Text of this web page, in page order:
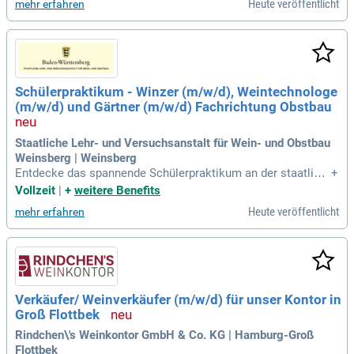
mehr erfahren Heute veröffentlicht
Schülerpraktikum - Winzer (m/w/d), Weintechnologe
(m/w/d) und Gärtner (m/w/d) Fachrichtung Obstbau
Staatliche Lehr- und Versuchsanstalt für Wein- und Obstbau
Weinsberg | Weinsberg
Entdecke das spannende Schülerpraktikum an der staatlich
en Lehr- und Versuchsanstalt für Wein- und Obstbau Weinsb
r, Weintechnologe und Gärtner mit Schwerpunkt Obstbau. Wi
nzer kümmern sich um die komplette Weinproduktion, währ
end Weintechnologen kreative Aufgaben in der Kellerei über
nehmen. Das Praktikum bietet Dir eine hervorragende Mögli
chkeit zur Berufsorientierung und ersten praktischen Erfahru
ngen. Wenn Du Natur und Umwelt liebst und gerne im Freien
arbeitest, ist dieser Weg genau richtig für Dich. Bewirb Dich
jetzt und starte Deine Karriere in der Wein- und Obstbauindu
strie!
+
Vollzeit | + weitere Benefits
mehr erfahren Heute veröffentlicht
Verkäufer/ Weinverkäufer (m/w/d) für unser Kontor in
Groß Flottbek
Rindchen\'s Weinkontor GmbH & Co. KG | Hamburg-Groß
Flottbek